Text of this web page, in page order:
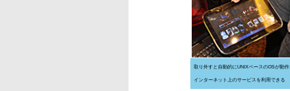
取り外すと自動的にUNIXベースのOSが動作
インターネット上のサービスを利用できる